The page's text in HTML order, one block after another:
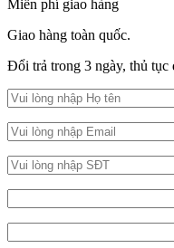
Miễn phí giao hàng
Giao hàng toàn quốc.
Đổi trả trong 3 ngày, thủ tục